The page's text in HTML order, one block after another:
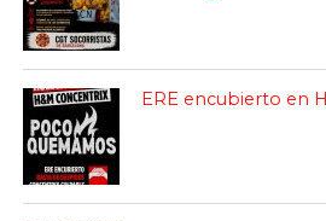
ERE encubierto en